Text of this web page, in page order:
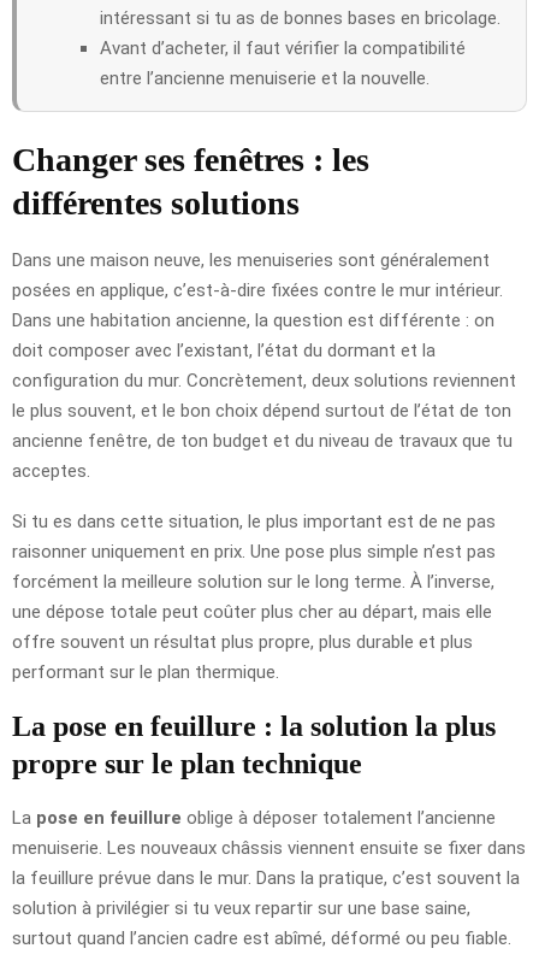
intéressant si tu as de bonnes bases en bricolage.
Avant d’acheter, il faut vérifier la compatibilité
entre l’ancienne menuiserie et la nouvelle.
Changer ses fenêtres : les
différentes solutions
Dans une maison neuve, les menuiseries sont généralement
posées en applique, c’est-à-dire fixées contre le mur intérieur.
Dans une habitation ancienne, la question est différente : on
doit composer avec l’existant, l’état du dormant et la
configuration du mur. Concrètement, deux solutions reviennent
le plus souvent, et le bon choix dépend surtout de l’état de ton
ancienne fenêtre, de ton budget et du niveau de travaux que tu
acceptes.
Si tu es dans cette situation, le plus important est de ne pas
raisonner uniquement en prix. Une pose plus simple n’est pas
forcément la meilleure solution sur le long terme. À l’inverse,
une dépose totale peut coûter plus cher au départ, mais elle
offre souvent un résultat plus propre, plus durable et plus
performant sur le plan thermique.
La pose en feuillure : la solution la plus
propre sur le plan technique
La pose en feuillure oblige à déposer totalement l’ancienne
menuiserie. Les nouveaux châssis viennent ensuite se fixer dans
la feuillure prévue dans le mur. Dans la pratique, c’est souvent la
solution à privilégier si tu veux repartir sur une base saine,
surtout quand l’ancien cadre est abîmé, déformé ou peu fiable.